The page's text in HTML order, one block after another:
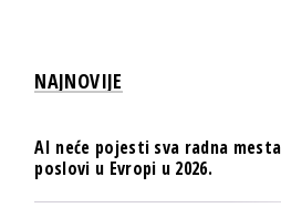
NAJNOVIJE
AI neće pojesti sva radna
poslovi u Evropi u 2026.